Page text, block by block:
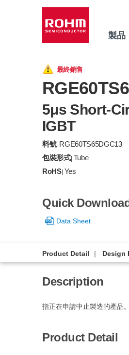
製品
最終銷售
5μs Short-
IGBT
料號| RGE60TS65DGC13
包裝形式| Tube
RoHS| Yes
Quick
Data Sheet
Product Detail Design
Description
指正在申請中止製造的產品。
Product Detail